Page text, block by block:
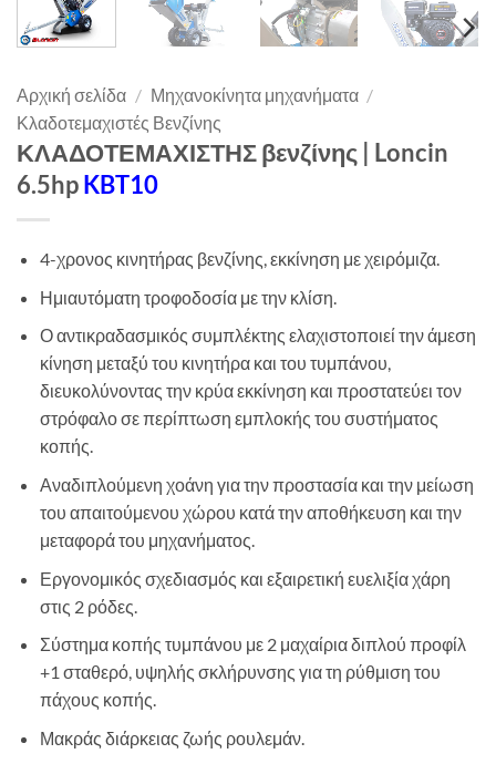
Αρχική σελίδα / Μηχανοκίνητα μηχανήματα /
Κλαδοτεμαχιστές Βενζίνης
ΚΛΑΔΟΤΕΜΑΧΙΣΤΗΣ βενζίνης | Loncin
6.5hpKBT10
4-χρονος κινητήρας βενζίνης, εκκίνηση με χειρόμιζα.
Ημιαυτόματη τροφοδοσία με την κλίση.
Ο αντικραδασμικός συμπλέκτης ελαχιστοποιεί την άμεση
κίνηση μεταξύ του κινητήρα και του τυμπάνου,
διευκολύνοντας την κρύα εκκίνηση και προστατεύει τον
στρόφαλο σε περίπτωση εμπλοκής του συστήματος
κοπής.
Αναδιπλούμενη χοάνη για την προστασία και την μείωση
του απαιτούμενου χώρου κατά την αποθήκευση και την
μεταφορά του μηχανήματος.
Εργονομικός σχεδιασμός και εξαιρετική ευελιξία χάρη
στις 2 ρόδες.
Σύστημα κοπής τυμπάνου με 2 μαχαίρια διπλού προφίλ
+1 σταθερό, υψηλής σκλήρυνσης για τη ρύθμιση του
πάχους κοπής.
Μακράς διάρκειας ζωής ρουλεμάν.